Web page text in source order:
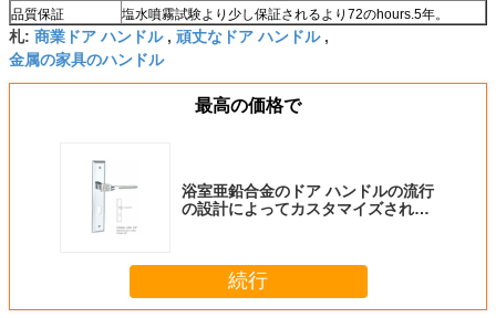
品質保証
塩水噴霧試験より少し保証されるより72のhours.5年。
札: 商業ドア ハンドル, 頑丈なドア ハンドル,
金属の家具のハンドル
最高の価格で
浴室亜鉛合金のドア ハンドルの流行
の設計によってカスタマイズされる
続行